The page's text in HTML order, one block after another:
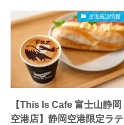
空港施設情報
【This Is Cafe 富士山静岡
空港店】静岡空港限定ラテ